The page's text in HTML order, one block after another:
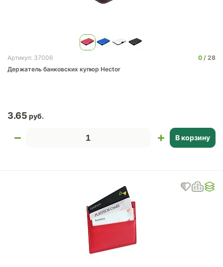
Артикул: 37006 0
28
Держатель банковских купюр Hector
3.65
В корзину